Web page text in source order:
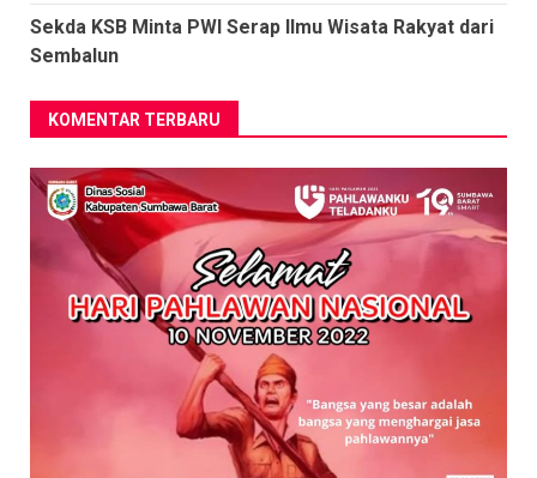
Sekda KSB Minta PWI Serap Ilmu Wisata Rakyat dari
Sembalun
KOMENTAR TERBARU